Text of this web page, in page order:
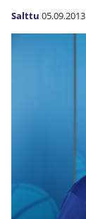
Salttu 05.09.2013